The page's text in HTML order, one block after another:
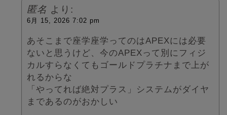
匿名 より:
6月 15, 2026 7:02 pm
あそこまで座学座学ってのはAPEXには必要
ないと思うけど、今のAPEXって別にフィジ
カルすらなくてもゴールドプラチナまで上が
れるからな
「やってれば絶対プラス」システムがダイヤ
まであるのがおかしい